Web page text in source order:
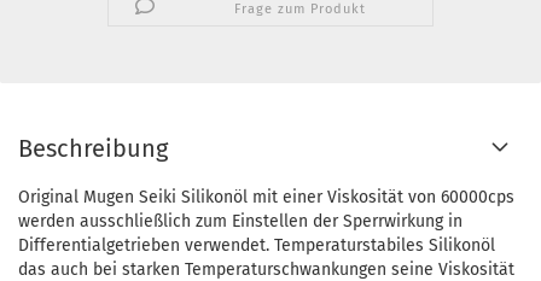
Frage zum Produkt
Beschreibung
Original Mugen Seiki Silikonöl mit einer Viskosität von 60000cps
werden ausschließlich zum Einstellen der Sperrwirkung in
Differentialgetrieben verwendet. Temperaturstabiles Silikonöl
das auch bei starken Temperaturschwankungen seine Viskosität